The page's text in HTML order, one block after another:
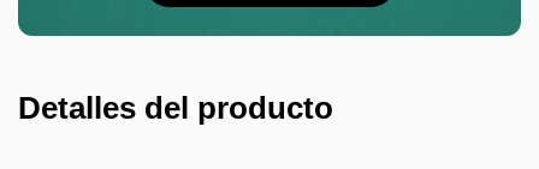
Detalles del producto